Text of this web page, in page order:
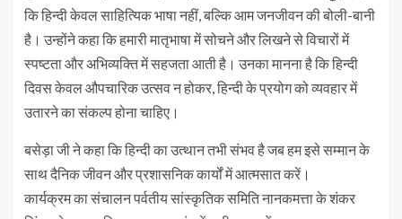
कि हिन्दी केवल साहित्यिक भाषा नहीं, बल्कि आम जनजीवन की बोली-बानी
है। उन्होंने कहा कि हमारी मातृभाषा में सोचने और लिखने से विचारों में
स्पष्टता और अभिव्यक्ति में सहजता आती है। उनका मानना है कि हिन्दी
दिवस केवल औपचारिक उत्सव न होकर, हिन्दी के प्रयोग को व्यवहार में
उतारने का संकल्प होना चाहिए।
बसेड़ा जी ने कहा कि हिन्दी का उत्थान तभी संभव है जब हम इसे सम्मान के
साथ दैनिक जीवन और प्रशासनिक कार्यों में आत्मसात करें।
कार्यक्रम का संचालन पर्वतीय सांस्कृतिक समिति नानकमत्ता के शंकर